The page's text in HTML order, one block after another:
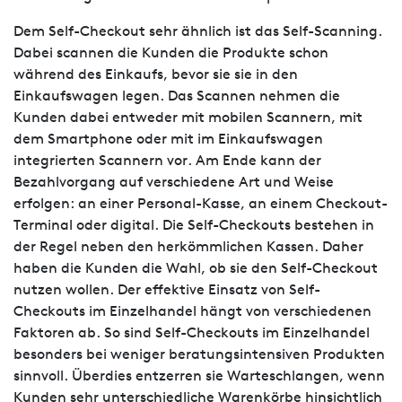
Dem Self-Checkout sehr ähnlich ist das Self-Scanning.
Dabei scannen die Kunden die Produkte schon
während des Einkaufs, bevor sie sie in den
Einkaufswagen legen. Das Scannen nehmen die
Kunden dabei entweder mit mobilen Scannern, mit
dem Smartphone oder mit im Einkaufswagen
integrierten Scannern vor. Am Ende kann der
Bezahlvorgang auf verschiedene Art und Weise
erfolgen: an einer Personal-Kasse, an einem Checkout-
Terminal oder digital. Die Self-Checkouts bestehen in
der Regel neben den herkömmlichen Kassen. Daher
haben die Kunden die Wahl, ob sie den Self-Checkout
nutzen wollen. Der effektive Einsatz von Self-
Checkouts im Einzelhandel hängt von verschiedenen
Faktoren ab. So sind Self-Checkouts im Einzelhandel
besonders bei weniger beratungsintensiven Produkten
sinnvoll. Überdies entzerren sie Warteschlangen, wenn
Kunden sehr unterschiedliche Warenkörbe hinsichtlich